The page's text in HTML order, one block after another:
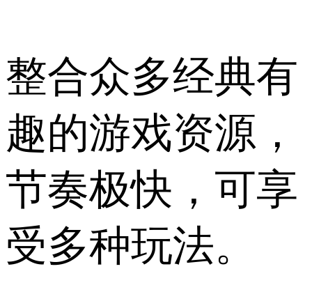
整合众多经典有
趣的游戏资源，
节奏极快，可享
受多种玩法。